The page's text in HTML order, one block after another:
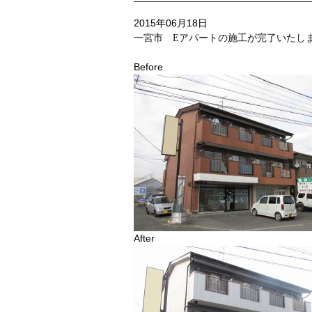
2015年06月18日
一宮市 Eアパートの施工が完了いたし
Before
After